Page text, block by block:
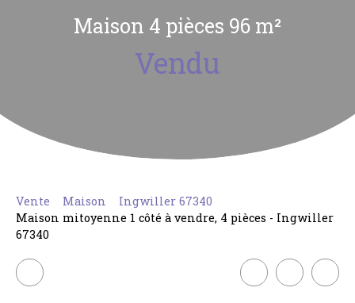
Maison 4 pièces 96 m²
Vendu
Vente Maison
Ingwiller 67340
Maison mitoyenne 1 côté à vendre, 4 pièces - Ingwiller
67340